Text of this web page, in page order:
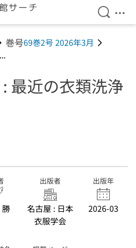
検索を
メ
巻号69巻2号 2026年3月
最近の衣類洗浄
勝
出版者
名古屋 : 日本
衣服学会
出版年
2026-03